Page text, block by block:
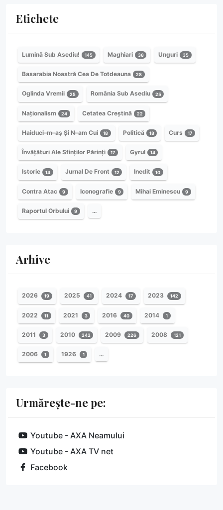
Etichete
Lumină Sub Asediu! 145 Maghiari 38 Unguri 35
Basarabia Noastră Cea De Totdeauna 28
Oglinda Vremii 25 România Sub Asediu 25
Naționalism 24 Cetatea Creștină 22
Haiduci–m–aș Și N–am Cui 18 Politică 18 Curs 17
Învățături Ale Sfinților Părinți 17 Gyrul 14
Istorie 14 Jurnal De Front 12 Inedit 10
Contra Atac 9 Iconografie 9 Mihai Eminescu 9
Raportul Orbului 9 …
Arhive
2026 19 2025 41 2024 17 2023 142
2022 11 2021 3 2016 40 2014 1
2011 3 2010 242 2009 226 2008 121
2006 1 1926 1 …
Urmărește-ne pe:
Youtube - AXA Neamului
Youtube - AXA TV net
Facebook